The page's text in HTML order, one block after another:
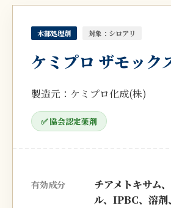
木部処理剤 対象：シロアリ
ケミプロ ザモック
製造元：ケミプロ化成(株)
✅ 協会認定薬剤
有効成分
チアメトキサム
ル、IPBC、溶剤